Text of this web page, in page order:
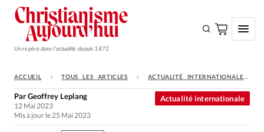
Un repère dans l'actualité depuis 1872
S'ABONNER
Monde
ACCUEIL TOUS LES ARTICLES ACTUALITÉ INTERNATIONALE
Actualité internationale
ParGeoffrey Leplang
12 Mai 2023
Mis à jour le 25 Mai 2023